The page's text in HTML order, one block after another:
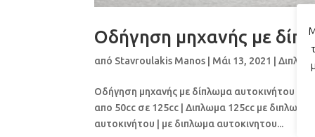
Οδήγηση μηχανής με
από Stavroulakis Manos | Μάι 13, 2021 |
Οδήγηση μηχανής με δίπλωμα αυτοκινήτου
απο 50cc σε 125cc | Διπλωμα 125cc με διπλωμα
αυτοκινήτου | με διπλωμα αυτοκινητου...